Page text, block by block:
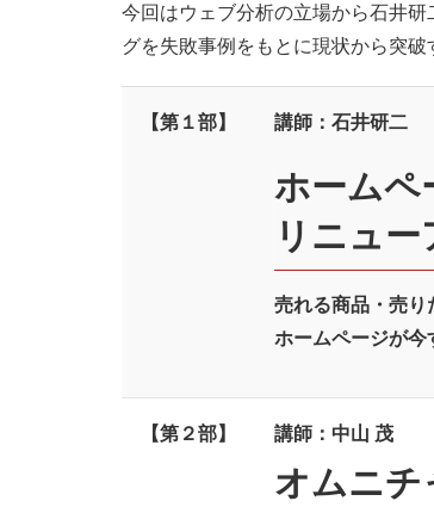
今回はウェブ分析の立場から石井
グを失敗事例をもとに現状から突破
【第１部】 講師：石井研二
ホームペ
リニュー
売れる商品・売り
ホームページが今
【第２部】 講師：中山 茂
オムニチ